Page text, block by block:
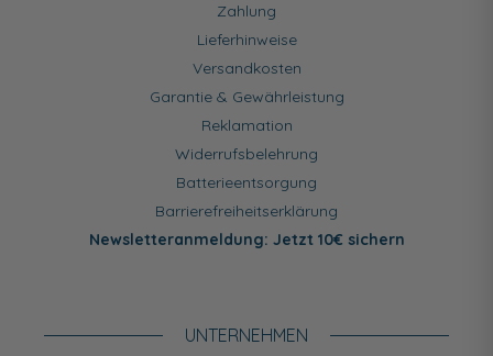
Zahlung
Lieferhinweise
Versandkosten
Garantie & Gewährleistung
Reklamation
Widerrufsbelehrung
Batterieentsorgung
Barrierefreiheitserklärung
Newsletteranmeldung: Jetzt 10€ sichern
UNTERNEHMEN